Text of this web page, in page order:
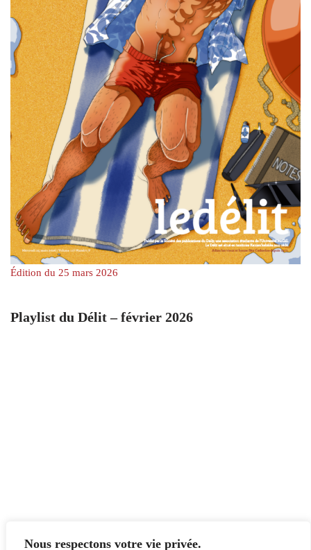
Nous respectons votre vie privée.
Édition du 25 mars 2026
Playlist du Délit – février 2026